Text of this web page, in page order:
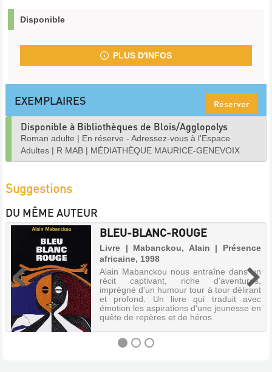
Disponible
PLUS D'INFOS
EXEMPLAIRES Réserver
Disponible à Bibliothèques de Blois/Agglopolys
Roman adulte | En réserve - Adressez-vous à l'Espace
Adultes | R MAB | MÉDIATHÈQUE MAURICE-GENEVOIX
Suggestions
DU MÊME AUTEUR
BLEU-BLANC-ROUGE
Livre | Mabanckou, Alain | Présence
africaine, 1998
Alain Mabanckou nous entraîne dans un
récit captivant, riche d'aventures,
imprégné d'un humour tour à tour délirant
et profond. Un livre qui traduit avec
émotion les aspirations d'une jeunesse en
quête de repères et de héros.